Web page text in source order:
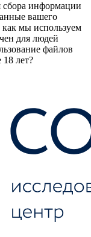
сбора информации
вашего
мы используем
для людей
файлов
18 лет?